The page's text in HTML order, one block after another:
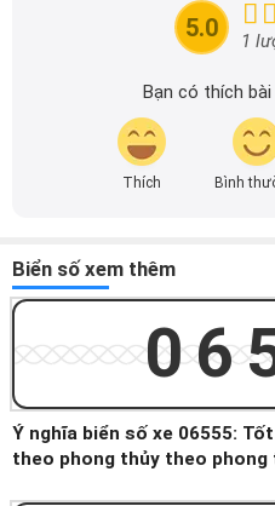
tin nhanh chóng và dễ dàng
5.0 1
Bạn có thích
Thích Bình
Biển số xem thêm
Ý nghĩa biển số xe 06555:
theo phong thủy theo phong